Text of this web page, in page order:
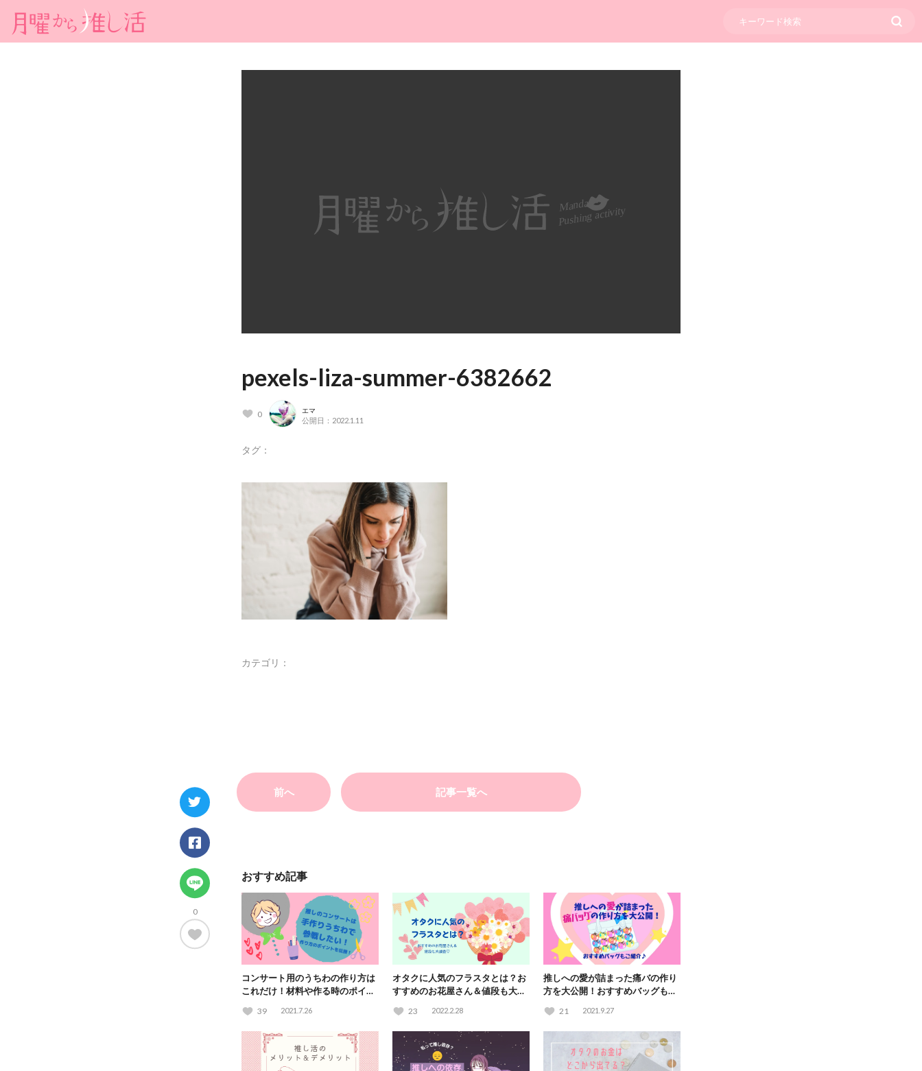
0
pexels-liza-summer-6382662
0 エマ
公開日：2022.1.11
タグ：
カテゴリ：
前へ 記事一覧へ
おすすめ記事
コンサート用のうちわの作り方は
これだけ！材料や作る時のポイン
39 2021.7.26
オタクに人気のフラスタとは？お
すすめのお花屋さん＆値段も大調
23 2022.2.28
推しへの愛が詰まった痛バの作り
方を大公開！おすすめバッグもご
21 2021.9.27